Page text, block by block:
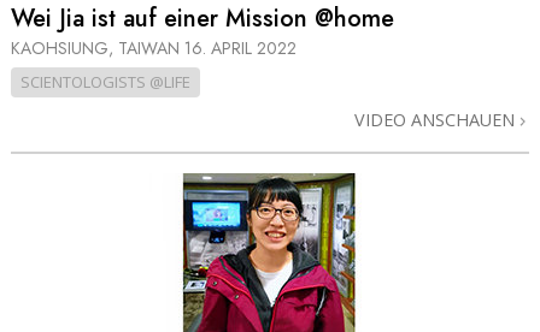
Wei Jia ist auf einer Mission @home
KAOHSIUNG, TAIWAN 16. APRIL 2022
SCIENTOLOGISTS @LIFE
VIDEO ANSCHAUEN